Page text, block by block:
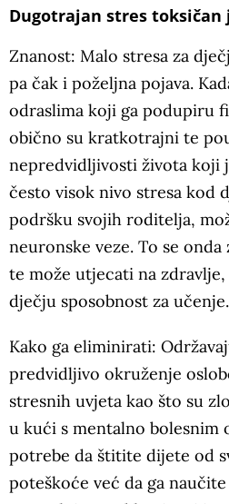
Dugotrajan stres toksičan
Znanost: Malo stresa za
pa čak i poželjna pojava.
odraslima koji ga podupiru
obično su kratkotrajni te
nepredvidljivosti života koji
često visok nivo stresa kod
podršku svojih roditelja,
neuronske veze. To se onda
te može utjecati na
dječju sposobnost za učenje.
Kako ga eliminirati:
predvidljivo okruženje
stresnih uvjeta kao što su
u kući s mentalno bolesnim
potrebe da štitite dijete od
poteškoće već da ga naučite